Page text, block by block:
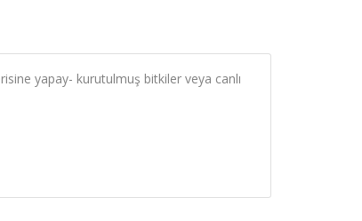
yapay- kurutulmuş bitkiler veya canlı